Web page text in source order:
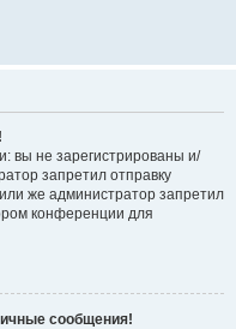
вы не зарегистрированы и/
запретил отправку
же администратор запретил
конференции для
сообщения!